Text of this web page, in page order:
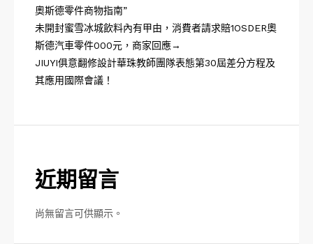
奧斯德零件商物指南”
未開封蜜雪冰城飲料內有甲由，消費者請求賠1OSDER奧
斯德汽車零件000元，商家回應→
JIUYI俱意翻修設計華珠教師團隊表態第30屆差分方程及
其應用國際會議！
近期留言
尚無留言可供顯示。